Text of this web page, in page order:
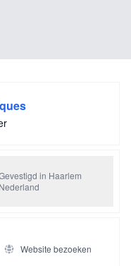
in Haarlem
Nederland
Website bezoeken